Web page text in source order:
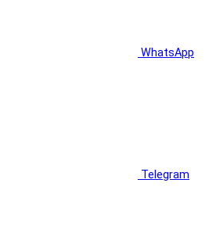
WhatsApp
Telegram